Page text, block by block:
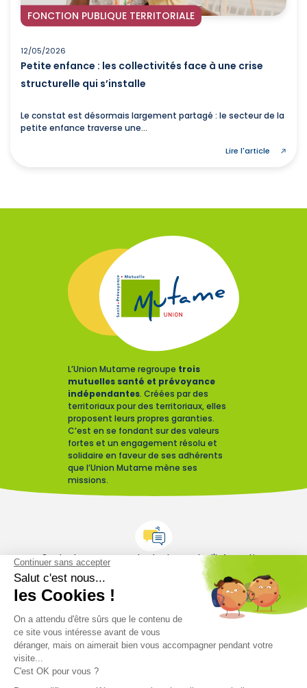
FONCTION PUBLIQUE TERRITORIALE
12/05/2026
Petite enfance : les collectivités face à une crise
structurelle qui s’installe
Le constat est désormais largement partagé : le secteur de la
petite enfance traverse une...
Lire l'article
L’Union Mutame regroupe trois
mutuelles santé et prévoyance
indépendantes. Créées par des
territoriaux pour des territoriaux, elles
proposent leurs propres garanties.
C’est en se fondant sur des valeurs
fortes et un engagement résolu et
solidaire en faveur de ses adhérents
que l’Union Mutame mène ses
missions.
Contactez-nous pour toute demande d'information
Restez informés sur le monde mutualiste
Nos actualités